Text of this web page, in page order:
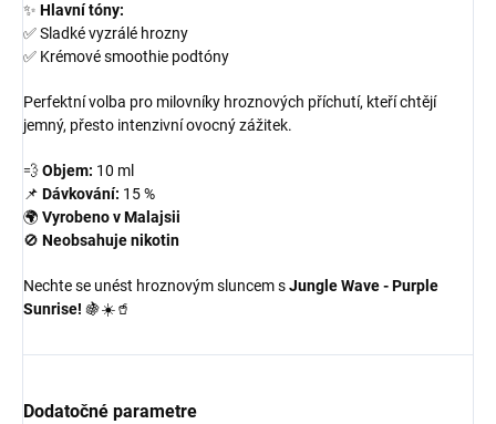
✨ Hlavní tóny:
✅ Sladké vyzrálé hrozny
✅ Krémové smoothie podtóny
Perfektní volba pro milovníky hroznových příchutí, kteří chtějí
jemný, přesto intenzivní ovocný zážitek.
💨Objem: 10 ml
📌 Dávkování: 15 %
🌍 Vyrobeno v Malajsii
🚫 Neobsahuje nikotin
Nechte se unést hroznovým sluncem sJungle Wave - Purple
Sunrise! 🍇☀️🥤
Dodatočné parametre